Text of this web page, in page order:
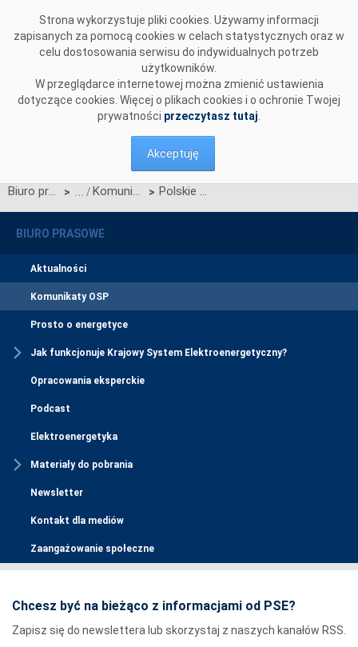
Strona wykorzystuje pliki cookies. Używamy informacji
zapisanych za pomocą cookies w celach statystycznych oraz w
celu dostosowania serwisu do indywidualnych potrzeb
użytkowników.
W przeglądarce internetowej można zmienić ustawienia
dotyczące cookies. Więcej o plikach cookies i o ochronie Twojej
prywatności przeczytasz tutaj
Akceptuję
Biuro prasowe > Komunikaty OSP > Polskie Sieci Elektroenergetyczne uzyskały Biały Certyfikat nr 1
BIURO PRASOWE
Aktualności
Komunikaty OSP
Prosto o energetyce
Jak funkcjonuje Krajowy System Elektroenergetyczny?
Opracowania eksperckie
Podcast
Elektroenergetyka
Materiały do pobrania
Newsletter
Kontakt dla mediów
Zaangażowanie społeczne
Chcesz być na bieżąco z informacjami od PSE?
Zapisz się do newslettera lub skorzystaj z naszych kanałów RSS.